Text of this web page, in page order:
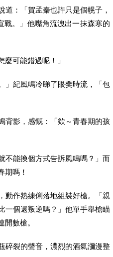
：「賀孟秦也許只是個幌子，
戰。」他嘴角流洩出一抹森寒的
可能錯過呢！」
紀風鳴冷睇了眼樊時流，「包
影，感慨：「欸～青春期的孩
能換個方式告訴風鳴嗎？」而
期嗎！
作熟練俐落地組裝好槍。「親
一個還叛逆嗎？」他單手舉槍瞄
數槍。
裂的聲音，濃烈的酒氣瀰漫整